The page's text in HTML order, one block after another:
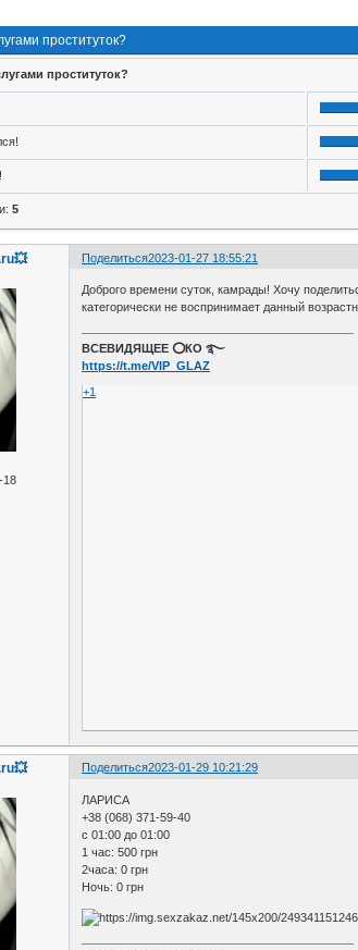
проституток?
проституток?
5
Поделиться2023-01-27 18:55:21
18
Доброго времени суток, камрады! Хочу
категорически не воспринимает данный
ВСЕВИДЯЩЕЕ ⭕️КО ࿐
https://t.me/VIP_GLAZ
+1
Поделиться2023-01-29 10:21:29
ЛАРИСА
+38 (068) 371-59-40
с 01:00 до 01:00
1 час: 500 грн
2часа: 0 грн
Ночь: 0 грн